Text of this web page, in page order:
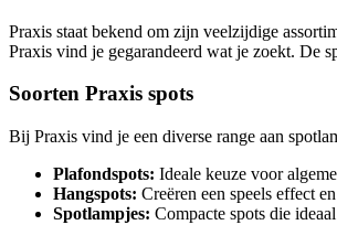
Praxis staat bekend om zijn veelzijdige
Praxis vind je gegarandeerd wat je zoekt. De
Soorten Praxis spots
Bij Praxis vind je een diverse range aan
Plafondspots: Ideale keuze voor
Hangspots: Creëren een speels effect
Spotlampjes: Compacte spots die